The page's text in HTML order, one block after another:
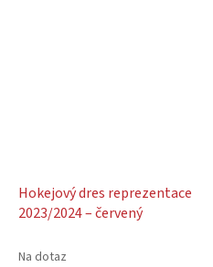
Hokejový dres reprezentace
2023/2024 – červený
Na dotaz